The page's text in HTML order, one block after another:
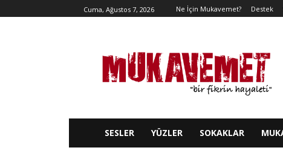
Cuma, Ağustos 7, 2026 Ne İçin Mukavemet? Destek
SESLER YÜZLER SOKAKLAR